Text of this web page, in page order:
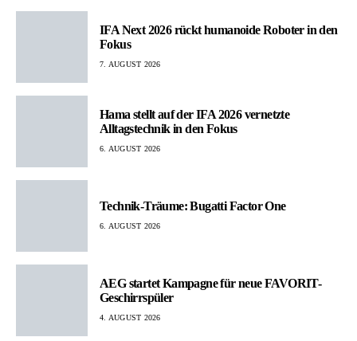
IFA Next 2026 rückt humanoide Roboter in den
Fokus
7. AUGUST 2026
Hama stellt auf der IFA 2026 vernetzte
Alltagstechnik in den Fokus
6. AUGUST 2026
Technik-Träume: Bugatti Factor One
6. AUGUST 2026
AEG startet Kampagne für neue FAVORIT-
Geschirrspüler
4. AUGUST 2026